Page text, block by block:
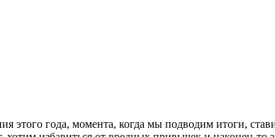
этого года, момента, когда мы подводим итоги,